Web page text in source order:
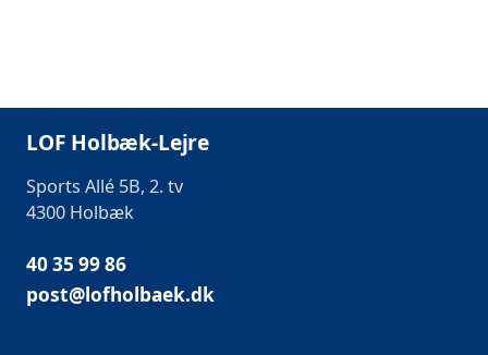
LOF Holbæk-Lejre
Sports Allé 5B, 2. tv
4300 Holbæk
40 35 99 86
post@lofholbaek.dk